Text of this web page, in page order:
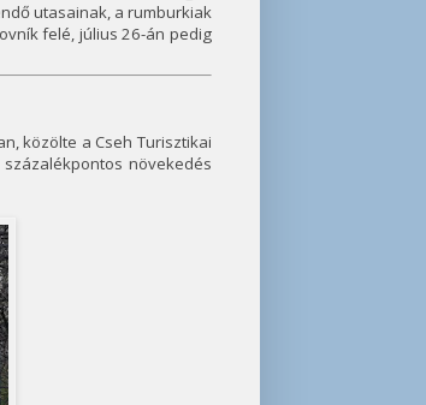
utasainak, a rumburkiak
felé, július 26-án pedig
közölte a Cseh Turisztikai
növekedés